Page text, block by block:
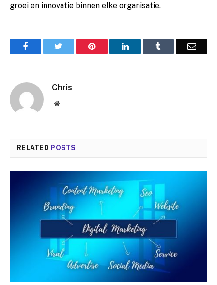
groei en innovatie binnen elke organisatie.
Facebook Pinterest LinkedIn Email
Chris
Website
RELATED POSTS